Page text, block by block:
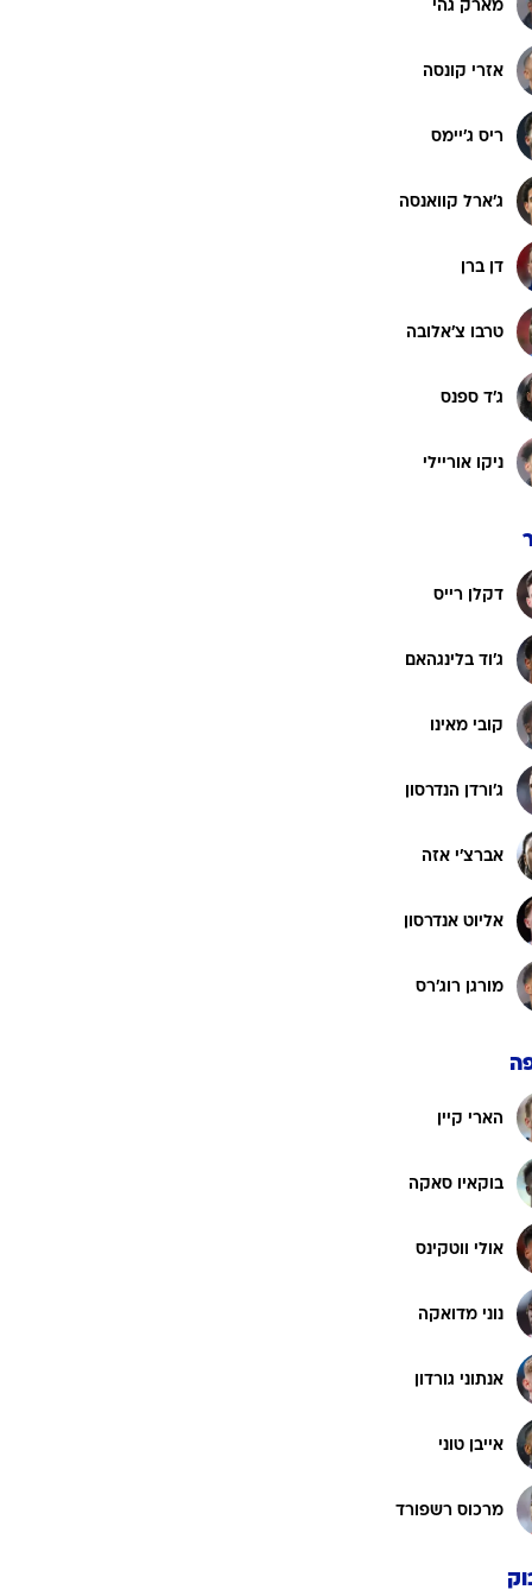
רוגבי וקריקט
ביליארד
מארק גהי
אזרי קונסה
ריס ג'יימס
ג'ארל קוואנסה
דן ברן
טרבו צ'אלובה
ג'ד ספנס
ניקו אוריילי
דקלן רייס
ג'וד בלינגהאם
קובי מאינו
ג'ורדן הנדרסון
אברצ'י אזה
אליוט אנדרסון
מורגן רוג'רס
הארי קיין
בוקאיו סאקה
אולי ווטקינס
נוני מדואקה
אנתוני גורדון
אייבן טוני
מרכוס רשפורד